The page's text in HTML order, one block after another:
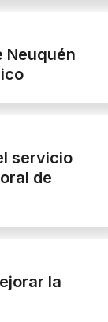
Neuquén
servicio
de
la